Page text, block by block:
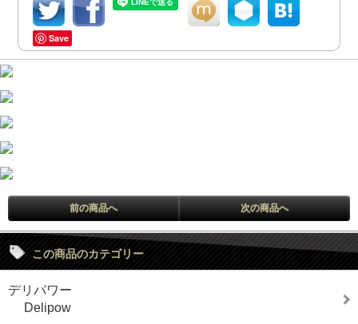
Save
前の商品へ 次の商品へ
この商品のカテゴリー
デリパワー
Delipow